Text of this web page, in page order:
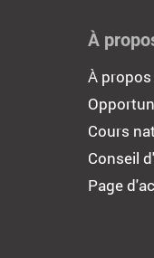
À
À propos
Cours
Conseil
Page